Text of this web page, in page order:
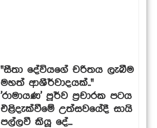
"සීතා දේවියගේ චරිතය ලැබීම
මහත් ආශීර්වාදයක්.."
'රාමායණ' පූර්ව ප්‍රචාරක පටය
එළිදැක්වීමේ උත්සවයේදී සායි
පල්ලවී කියූ දේ...